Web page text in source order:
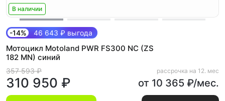
В наличии
-14% 46 643 ₽ выгода
Мотоцикл Motoland PWR FS300 NC (ZS
182 MN) синий
357 593 ₽
310 950 ₽
рассрочка на 12. мес
от 10 365 ₽/мес.